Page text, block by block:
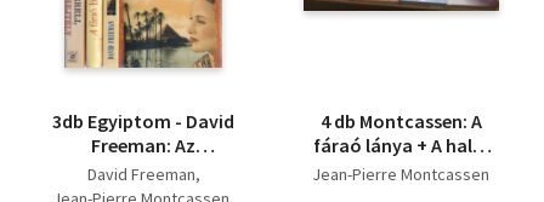
3db Egyiptom - David
Freeman: Az
Egyiptomi barát +
Jean-Pierre
David Freeman
4 db Montcassen: A
fáraó lánya + A halál
vámszedője + A
Jean-Pierre Montcassen